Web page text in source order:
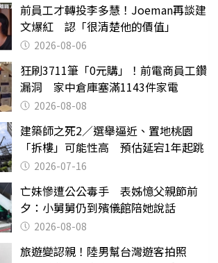
前員工才轉投李多慧！Joeman再談建
文爆紅 認「很清楚他的價值」
2026-08-06
狂刷3711筆「0元購」！前電商員工鑽
漏洞 家中倉庫塞滿1143件家電
2026-08-08
建築師之死2／選舉逼近、置地桃園
「拆樓」可能性高 預估延宕1年起跳
2026-07-16
亡妹慘遭公公毒手 表姊憶父親節前
夕：小舅舅仍到殯儀館陪她說話
2026-08-08
旅遊變認親！陸男幫台灣遊客拍照